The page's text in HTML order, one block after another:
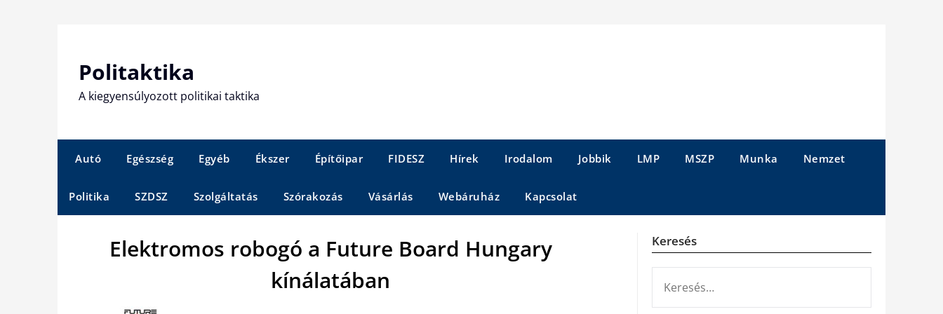
Politaktika
A kiegyensúlyozott politikai taktika
Autó Egészség Egyéb Ékszer Építőipar FIDESZ Hírek Irodalom Jobbik LMP MSZP Munka Nemzet
Politika SZDSZ Szolgáltatás Szórakozás Vásárlás Webáruház Kapcsolat
Elektromos robogó a Future Board Hungary
kínálatában
Keresés